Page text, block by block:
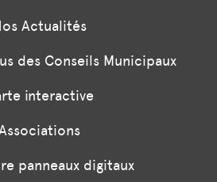
Actualités
des Conseils Municipaux
interactive
panneaux digitaux